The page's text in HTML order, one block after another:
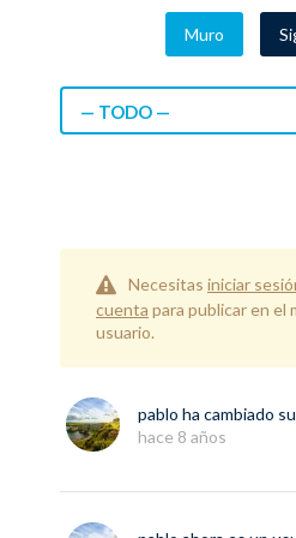
Muro
— TODO —
Necesitas iniciar
cuenta para publicar en el
usuario.
pablo ha cambiado
hace 8 años